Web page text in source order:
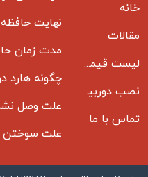
خانه
مقالات
لیست قیمت دوربین مداربسته
نصب دوربین مداربسته
تماس با ما